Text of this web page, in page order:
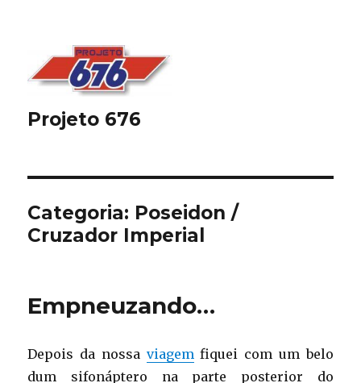
Projeto 676
Categoria: Poseidon /
Cruzador Imperial
Empneuzando…
Depois da nossa viagem fiquei com um belo
dum sifonáptero na parte posterior do